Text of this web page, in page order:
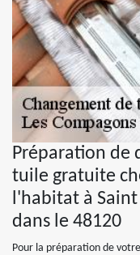
Préparation de
tuile gratuite
l'habitat à
dans le 48120
Pour la préparation de